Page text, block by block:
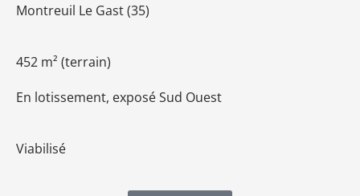
Montreuil Le Gast (35)
452 m² (terrain)
En lotissement, exposé Sud Ouest
Viabilisé